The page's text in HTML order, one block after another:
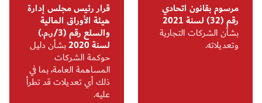
مرسوم بقانون اتحادي
رقم (32) لسنة 2021
بشأن الشركات التجارية
وتعديلاته.
قرار رئيس مجلس إدارة
هيئة الأوراق المالية
والسلع رقم (3/ر.م.)
لسنة 2020 بشأن دليل
حوكمة الشركات
المساهمة العامة، بما في
ذلك أي تعديلات قد تطرأ
عليه.